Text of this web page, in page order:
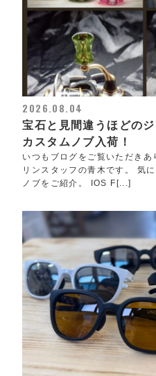
2026.08.04
宝石と見間違うほどの
カスタムノブ入荷！
いつもブログをご覧いただき
リンスタッフの青木です。 気
ノブをご紹介。 IOS F[...]